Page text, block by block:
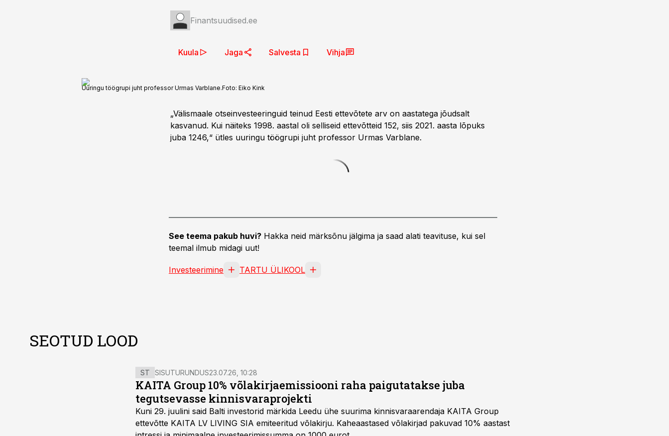
Finantsuudised.ee
Kuula Jaga Salvesta Vihja
Uuringu töögrupi juht professor Urmas Varblane.Foto: Eiko Kink
„Välismaale otseinvesteeringuid teinud Eesti ettevõtete arv on aastatega jõudsalt
kasvanud. Kui näiteks 1998. aastal oli selliseid ettevõtteid 152, siis 2021. aasta lõpuks
juba 1246,“ ütles uuringu töögrupi juht professor Urmas Varblane.
See teema pakub huvi? Hakka neid märksõnu jälgima ja saad alati teavituse, kui sel
teemal ilmub midagi uut!
Investeerimine TARTU ÜLIKOOL
SEOTUD LOOD
ST SISUTURUNDUS23.07.26, 10:28
KAITA Group 10% võlakirjaemissiooni raha paigutatakse juba
tegutsevasse kinnisvaraprojekti
Kuni 29. juulini said Balti investorid märkida Leedu ühe suurima kinnisvaraarendaja KAITA Group
ettevõtte KAITA LV LIVING SIA emiteeritud võlakirju. Kaheaastased võlakirjad pakuvad 10% aastast